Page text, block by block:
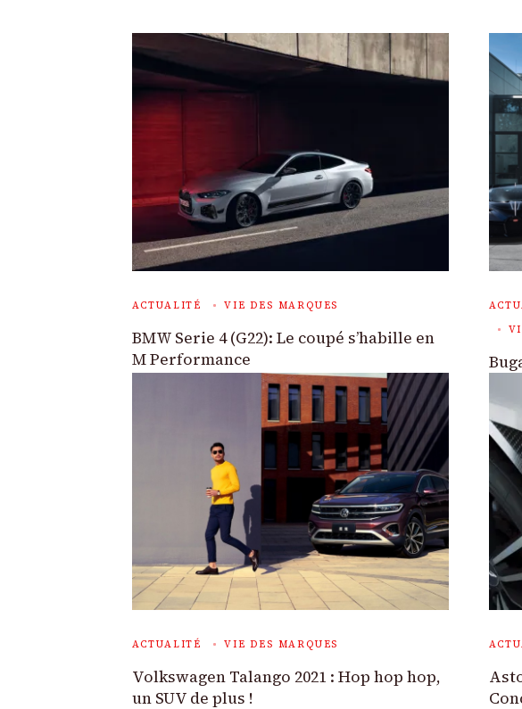
ACTUALITÉ VIE DES MARQUES
BMW Serie 4 (G22): Le coupé s’habille en
M Performance
ACTUALITÉ VIE DES MARQUES
Volkswagen Talango 2021 : Hop hop hop,
un SUV de plus !